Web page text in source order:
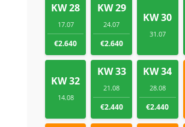
KW 28
17.07
€2.640
KW 29
24.07
€2.640
KW 30
31.07
KW 32
14.08
KW 33
21.08
€2.440
KW 34
28.08
€2.440